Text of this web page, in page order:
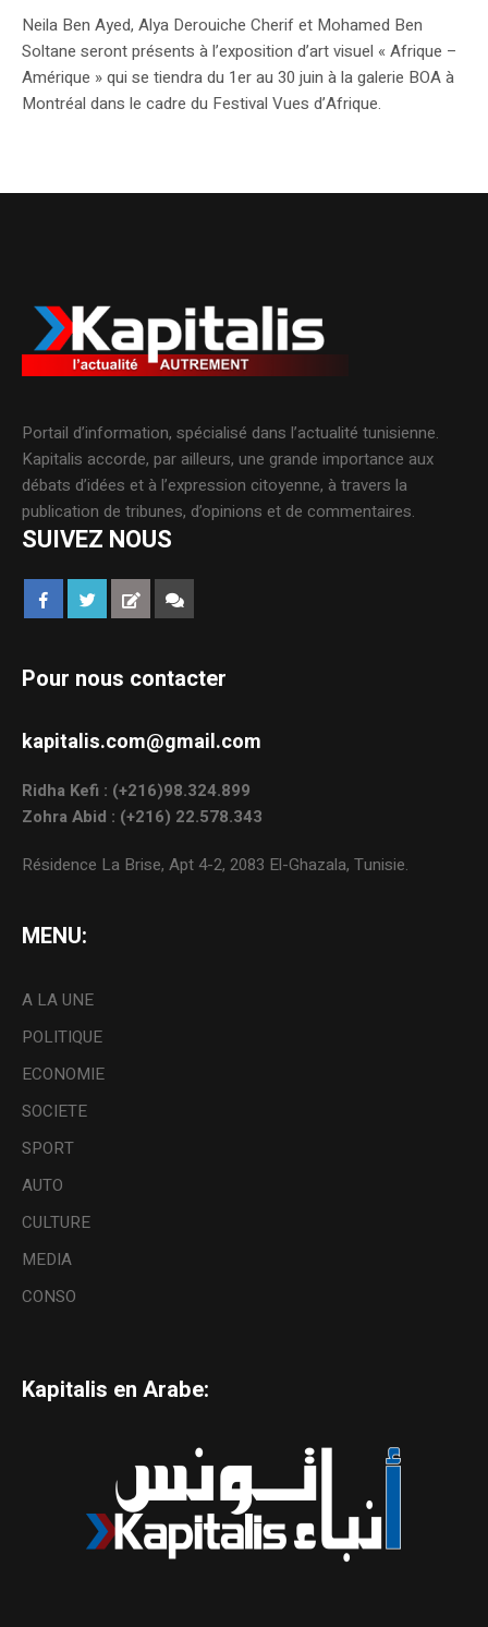
Neila Ben Ayed, Alya Derouiche Cherif et Mohamed Ben
Soltane seront présents à l’exposition d’art visuel « Afrique –
Amérique » qui se tiendra du 1er au 30 juin à la galerie BOA à
Montréal dans le cadre du Festival Vues d’Afrique.
Portail d’information, spécialisé dans l’actualité tunisienne.
Kapitalis accorde, par ailleurs, une grande importance aux
débats d’idées et à l’expression citoyenne, à travers la
publication de tribunes, d’opinions et de commentaires.
SUIVEZ NOUS
Pour nous contacter
kapitalis.com@gmail.com
Ridha Kefi : (+216)98.324.899
Zohra Abid : (+216) 22.578.343
Résidence La Brise, Apt 4-2, 2083 El-Ghazala, Tunisie.
MENU:
A LA UNE
POLITIQUE
ECONOMIE
SOCIETE
SPORT
AUTO
CULTURE
MEDIA
CONSO
Kapitalis en Arabe: